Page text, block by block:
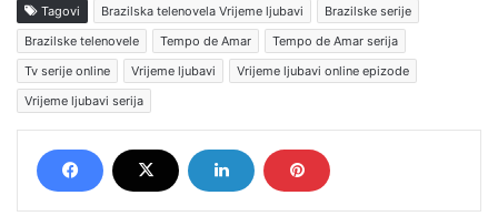
Tagovi Brazilska telenovela Vrijeme ljubavi
Brazilske serije
Brazilske telenovele
Tempo de Amar
Tempo de Amar serija
Tv serije online
Vrijeme ljubavi
Vrijeme ljubavi online epizode
Vrijeme ljubavi serija